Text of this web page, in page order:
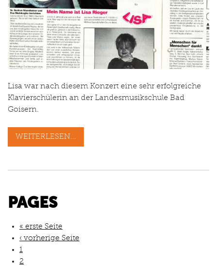
Lisa war nach diesem Konzert eine sehr erfolgreiche
Klavierschülerin an der Landesmusikschule Bad
Goisern.
WEITERLESEN...
PAGES
« erste Seite
‹ vorherige Seite
1
2